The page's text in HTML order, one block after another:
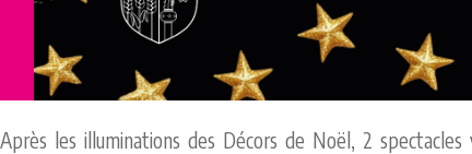
Après les illuminations des Décors de Noël, 2